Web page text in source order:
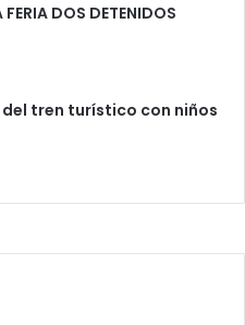
FERIA DOS DETENIDOS
tren turístico con niños